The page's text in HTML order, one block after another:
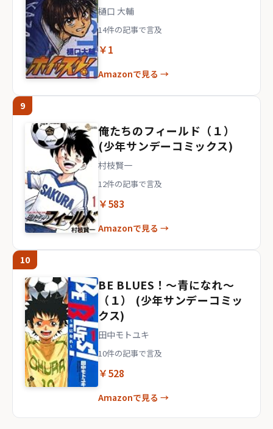
樋口 大輔
14件の記事で言及
￥1
Amazonで見る →
9
俺たちのフィールド（１）
(少年サンデーコミックス)
村枝賢一
12件の記事で言及
￥583
Amazonで見る →
10
BE BLUES！～青になれ～
（１） (少年サンデーコミッ
クス)
田中モトユキ
10件の記事で言及
￥528
Amazonで見る →